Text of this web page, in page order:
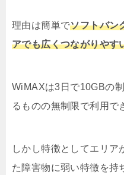
理由は簡単でソフトバン
アでも広くつながりやす
WiMAXは3日で10GBの
るものの無制限で利用で
しかし特徴としてエリア
た障害物に弱い特徴を持